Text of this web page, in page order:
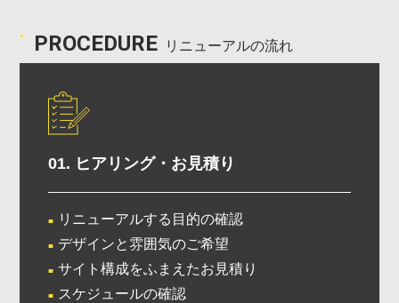
PROCEDURE リニューアルの流れ
01. ヒアリング・お見積り
リニューアルする目的の確認
デザインと雰囲気のご希望
サイト構成をふまえたお見積り
スケジュールの確認